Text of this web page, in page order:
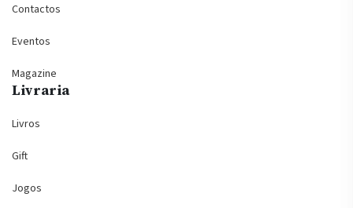
Contactos
Eventos
Magazine
Livraria
Livros
Gift
Jogos